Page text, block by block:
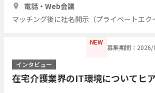
電話・Web会議
NEW
募集期間：
インタビュー
在宅介護業界のIT環境についてヒ